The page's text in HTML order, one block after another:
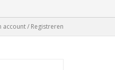
account / Registreren